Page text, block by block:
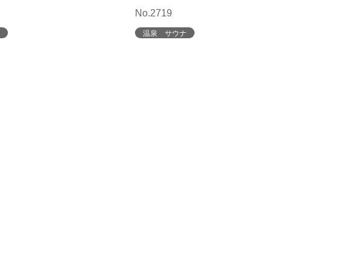
No.2719
温泉 サウナ